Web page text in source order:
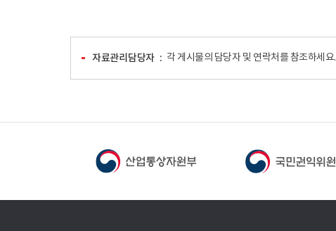
자료관리담당자 각 게시물의 담당자 및 연락처를 참조하세요.